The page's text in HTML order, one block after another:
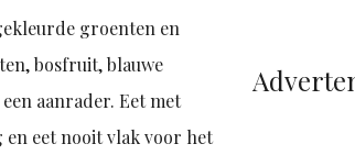
groenten en
bosfruit, blauwe
aanrader. Eet met
eet nooit vlak voor het